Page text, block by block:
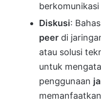
Diskusi:
peer di
atau solusi
untuk
penggunaan
memanfaatkan